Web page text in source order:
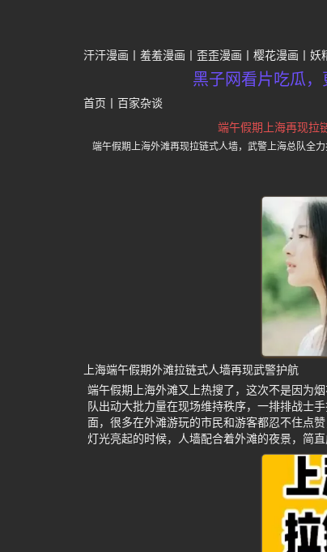
汗汗漫画 羞羞漫画 歪歪漫画 樱花漫画 妖
黑子网看片吃瓜
首页 百家杂谈
端午假期上海再现拉
端午假期上海外滩再现拉链式人墙，武警上海总队全
上海端午假期外滩拉链式人墙再现武警护航
端午假期上海外滩又上热搜了，这次不是因为
队出动大批力量在现场维持秩序，一排排战士
面，很多在外滩游玩的市民和游客都忍不住点
灯光亮起的时候，人墙配合着外滩的夜景，简